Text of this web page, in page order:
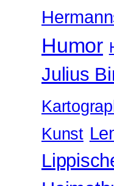
Humor
Julius
Kunst